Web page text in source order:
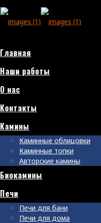
Главная
Наши работы
О нас
Контакты
Камины
Каминные облицовки
Каминные топки
Авторские камины
Биокамины
Печи
Печи для бани
Печи для дома